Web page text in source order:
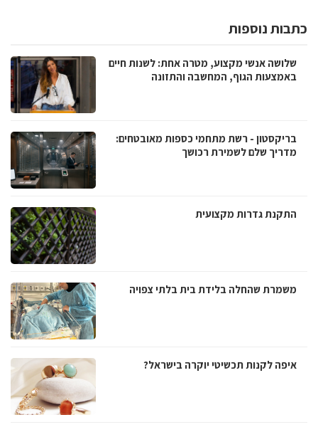
כתבות נוספות
שלושה אנשי מקצוע, מטרה אחת: לשנות חיים
באמצעות הגוף, המחשבה והתזונה
בריקסטון - רשת מתחמי כספות מאובטחים:
מדריך שלם לשמירת רכושך
התקנת גדרות מקצועית
משמרת שהחלה בלידת בית בלתי צפויה
איפה לקנות תכשיטי יוקרה בישראל?